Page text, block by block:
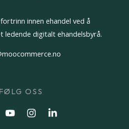
innen ehandel ved å
ledende digitalt ehandelsbyrå.
OSS